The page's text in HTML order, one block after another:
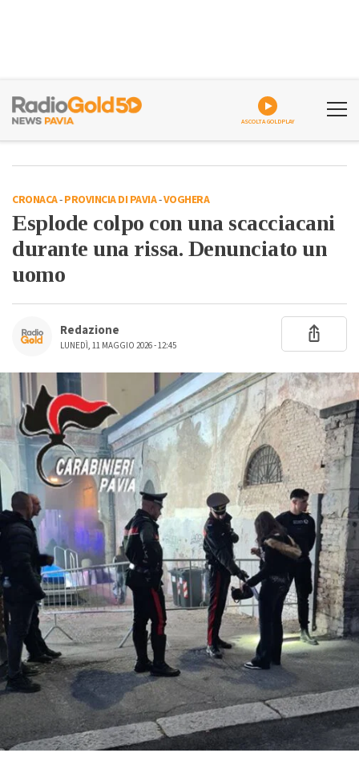
ASCOLTA GOLDPLAY
CRONACA-PROVINCIA DI PAVIA-VOGHERA
Esplode colpo con una scacciacani
durante una rissa. Denunciato un
uomo
Redazione
LUNEDÌ, 11 MAGGIO 2026 - 12:45